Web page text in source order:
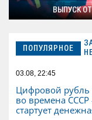
ВЫПУСК ОТ
ПОПУЛЯРНОЕ
03.08, 22:45
Цифровой рубль
во времена СССР
стартует